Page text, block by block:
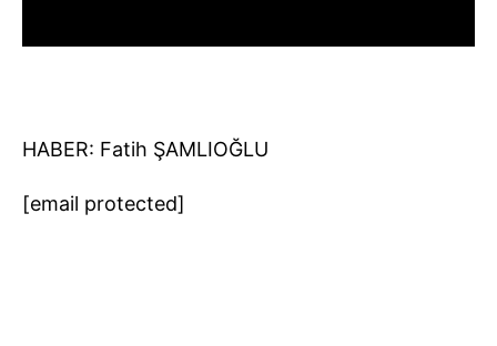
HABER: Fatih ŞAMLIOĞLU
[email protected]